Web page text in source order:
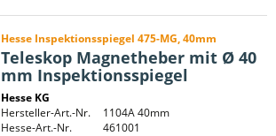
Hesse Inspektionsspiegel 475-MG, 40mm
Teleskop Magnetheber mit Ø 40
mm Inspektionsspiegel
Hesse KG
Hersteller-Art.-Nr.
1104A 40mm
Hesse-Art.-Nr.
461001